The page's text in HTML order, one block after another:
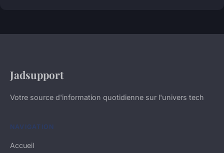
Jadsupport
Votre source d'information quotidienne sur l'univers tech
NAVIGATION
Accueil